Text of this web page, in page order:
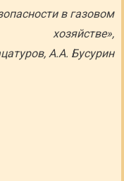
в газовом
хозяйстве»,
А.А. Бусурин